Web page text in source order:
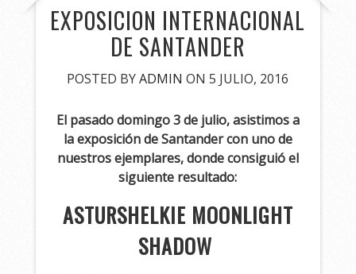
EXPOSICION INTERNACIONAL
DE SANTANDER
POSTED BYADMIN ON 5 JULIO, 2016
El pasado domingo 3 de julio, asistimos a
la exposición de Santander con uno de
nuestros ejemplares, donde consiguió el
siguiente resultado:
ASTURSHELKIE MOONLIGHT
SHADOW